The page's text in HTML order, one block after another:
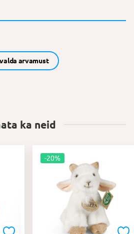
arvamust
ka neid
-20%